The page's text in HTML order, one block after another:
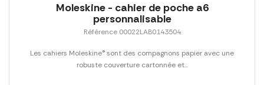
Moleskine - cahier de poche a6
personnalisable
Référence 00022LAB0143504
Les cahiers Moleskine® sont des compagnons papier avec une
robuste couverture cartonnée et...